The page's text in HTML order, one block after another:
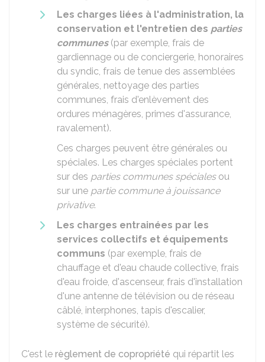
Les charges liées à l'administration, la
conservation et l'entretien des parties
communes(par exemple, frais de
gardiennage ou de conciergerie, honoraires
du syndic, frais de tenue des assemblées
générales, nettoyage des parties
communes, frais d'enlèvement des
ordures ménagères, primes d'assurance,
ravalement).
Ces charges peuvent être générales ou
spéciales. Les charges spéciales portent
sur des parties communes spécialesou
sur une partie commune à jouissance
privative.
Les charges entrainées par les
services collectifs et équipements
communs (par exemple, frais de
chauffage et d'eau chaude collective, frais
d'eau froide, d'ascenseur, frais d'installation
d'une antenne de télévision ou de réseau
câblé, interphones, tapis d'escalier,
système de sécurité).
C'est le règlement de copropriété qui répartit les